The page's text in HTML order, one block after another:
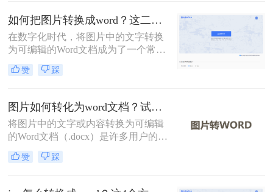
呢？本文将介绍几种常用的方法，帮
助您轻松将图片转换成Word文档。
如何把图片转换成word？这二个方法教你学会！
在数字化时代，将图片中的文字转换
为可编辑的Word文档成为了一个常见
的需求。无论是在学术研究、商务文
档处理，还是在教育培训等领域，这
何把图片转换成word呢？本文将介绍
两种常用的方法来实现这一目标。
赞 踩
图片如何转化为word文档？试试这种4种实用方法！
将图片中的文字或内容转换为可编辑
的Word文档（.docx）是许多用户的需
求，例如处理扫描文件、提取照片中
的笔记或转换PDF截图中的文字。那
将介绍4种实用方法，助您高效完成
赞 踩